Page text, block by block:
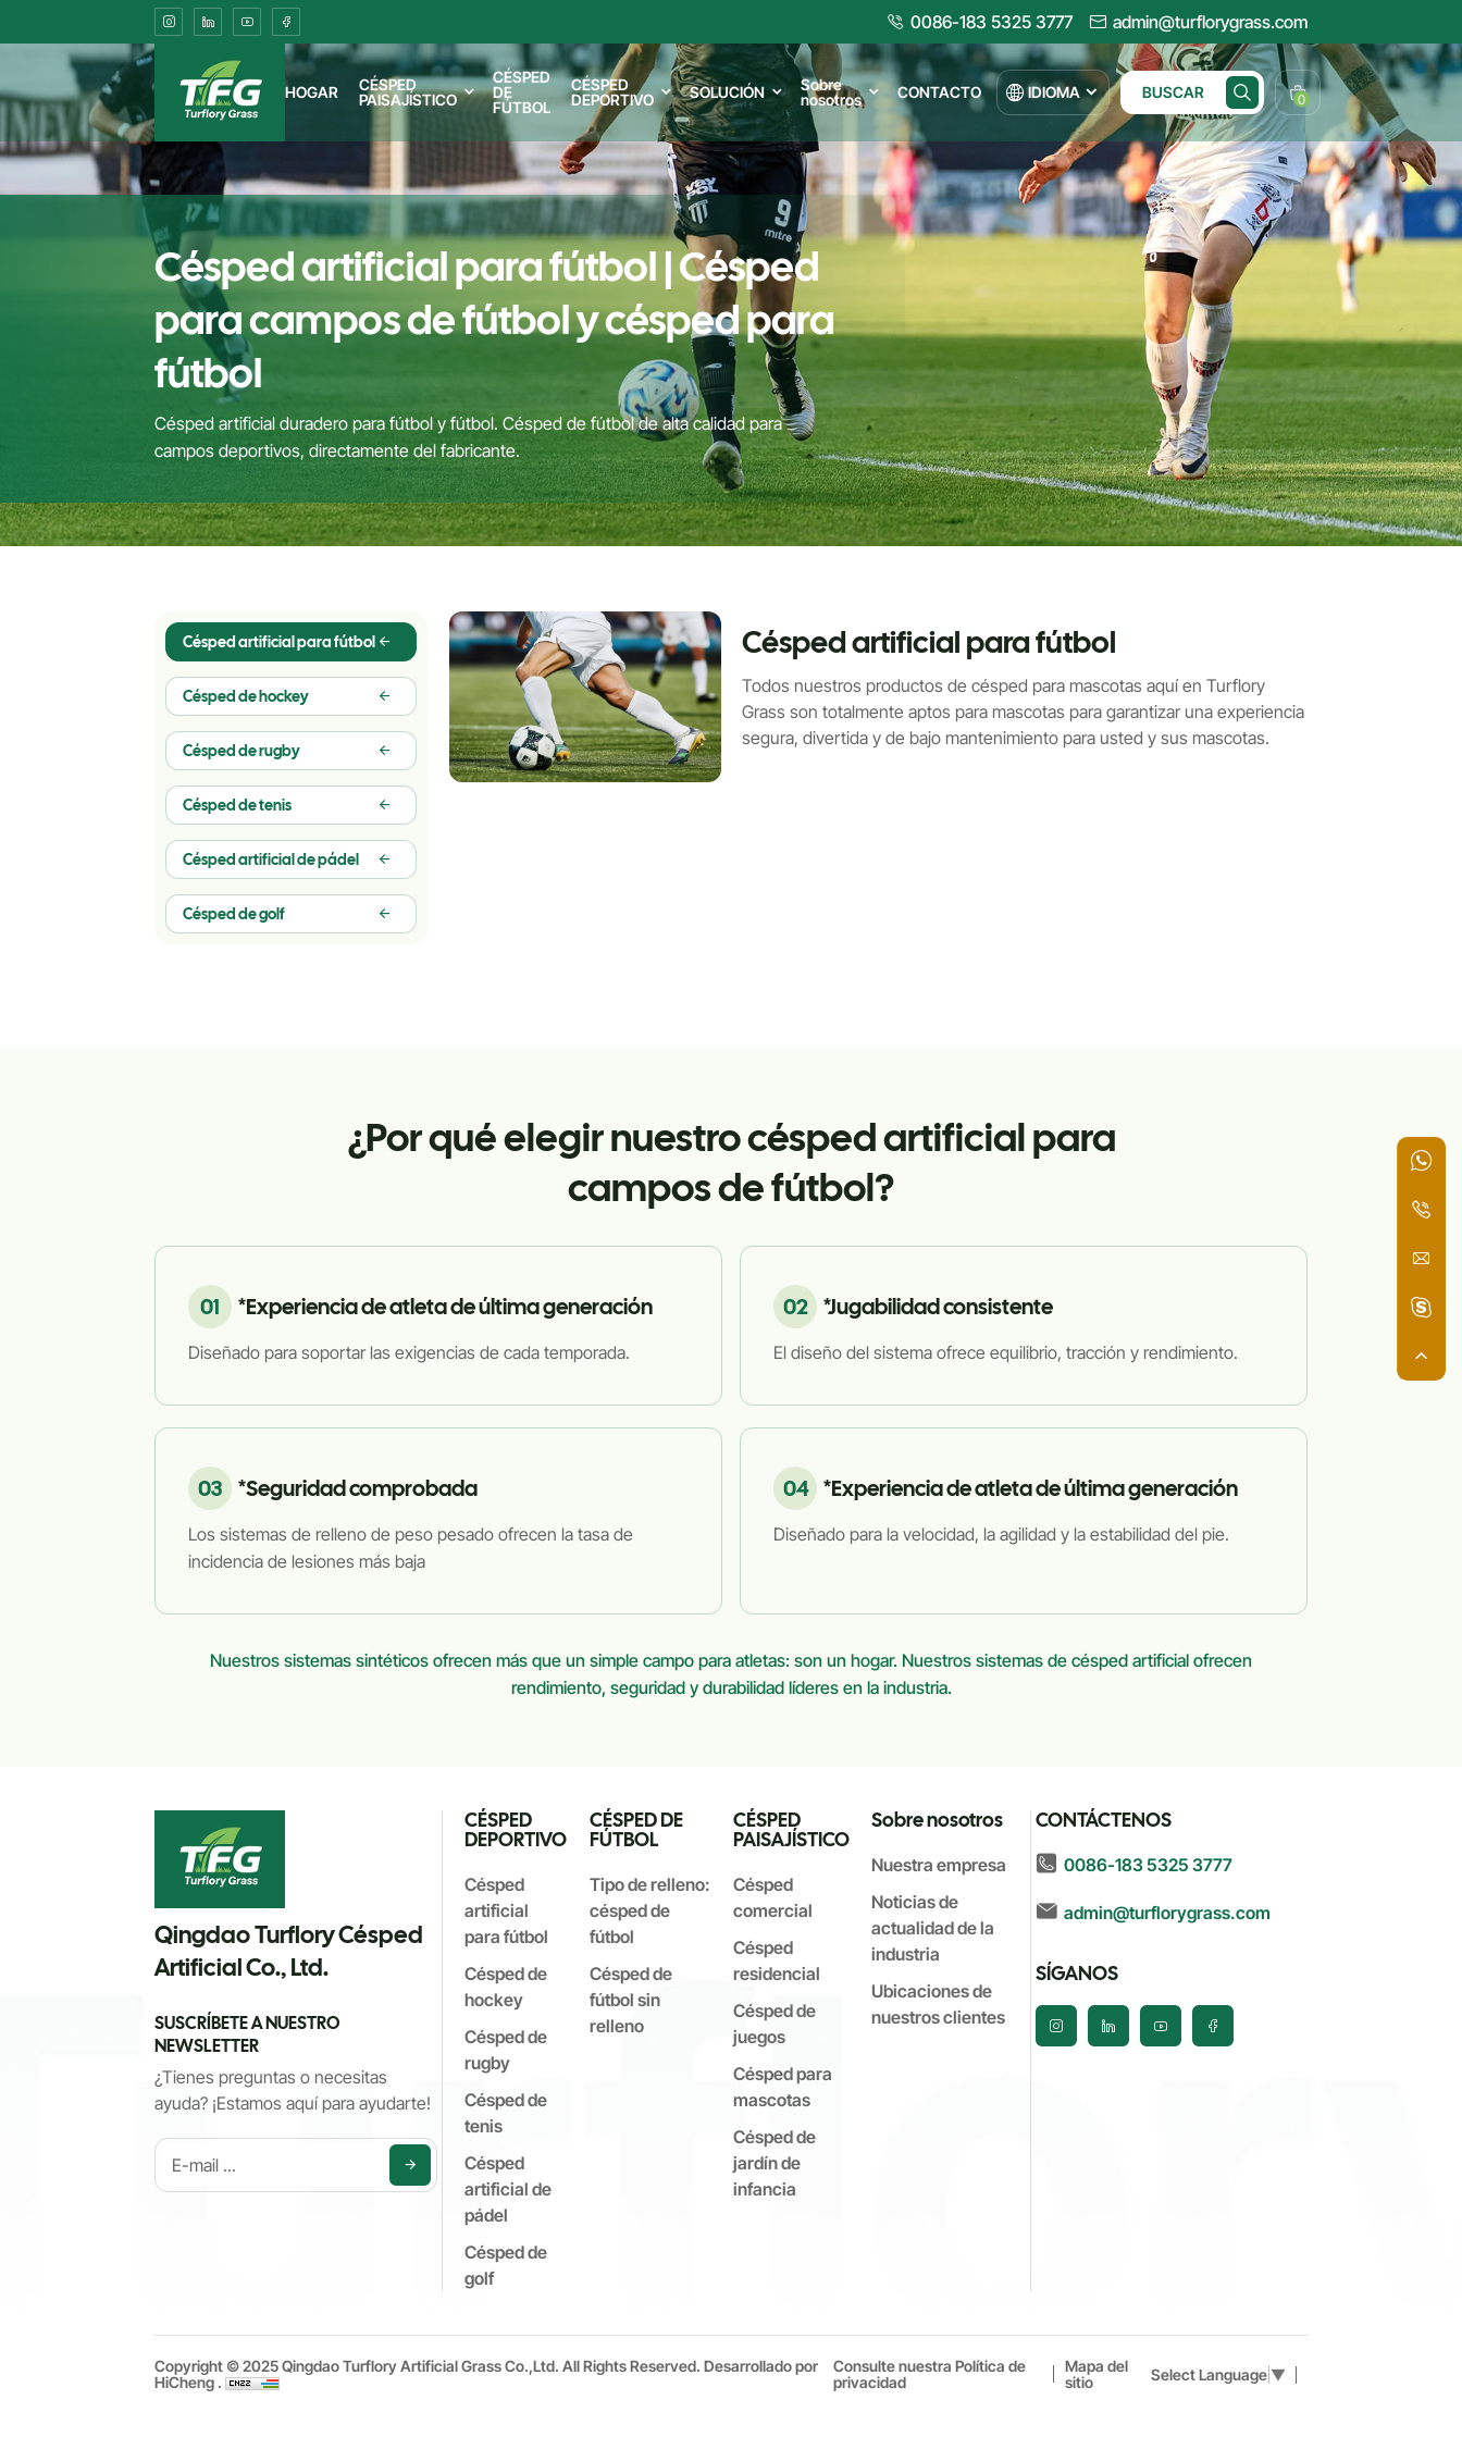
Artificial
Turf
for
Soccer
0086-183 5325 3777 admin@turflorygrass.com
HOGAR
CÉSPED
PAISAJÍSTICO
CÉSPED
DE
FÚTBOL
CÉSPED
DEPORTIVO
SOLUCIÓN
Sobre
nosotros
CONTACTO IDIOMA BUSCAR 0
Césped artificial para fútbol | Césped
para campos de fútbol y césped para
fútbol
Césped artificial duradero para fútbol y fútbol. Césped de fútbol de alta calidad para
campos deportivos, directamente del fabricante.
Césped artificial para fútbol
Césped de hockey
Césped de rugby
Césped de tenis
Césped artificial de pádel
Césped de golf
Césped artificial para fútbol
Todos nuestros productos de césped para mascotas aquí en Turflory
Grass son totalmente aptos para mascotas para garantizar una experiencia
segura, divertida y de bajo mantenimiento para usted y sus mascotas.
¿Por qué elegir nuestro césped artificial para
campos de fútbol?
01 *Experiencia de atleta de última generación
Diseñado para soportar las exigencias de cada temporada.
02 *Jugabilidad consistente
El diseño del sistema ofrece equilibrio, tracción y rendimiento.
03 *Seguridad comprobada
Los sistemas de relleno de peso pesado ofrecen la tasa de
incidencia de lesiones más baja
04 *Experiencia de atleta de última generación
Diseñado para la velocidad, la agilidad y la estabilidad del pie.
Nuestros sistemas sintéticos ofrecen más que un simple campo para atletas: son un hogar. Nuestros sistemas de césped artificial ofrecen
rendimiento, seguridad y durabilidad líderes en la industria.
Qingdao Turflory Césped
Artificial Co., Ltd.
SUSCRÍBETE A NUESTRO
NEWSLETTER
¿Tienes preguntas o necesitas
ayuda? ¡Estamos aquí para ayudarte!
CÉSPED
DEPORTIVO
Césped
artificial
para fútbol
Césped de
hockey
Césped de
rugby
Césped de
tenis
Césped
artificial de
pádel
Césped de
golf
CÉSPED DE
FÚTBOL
Tipo de relleno:
césped de
fútbol
Césped de
fútbol sin
relleno
CÉSPED
PAISAJÍSTICO
Césped
comercial
Césped
residencial
Césped de
juegos
Césped para
mascotas
Césped de
jardín de
infancia
Sobre nosotros
Nuestra empresa
Noticias de
actualidad de la
industria
Ubicaciones de
nuestros clientes
CONTÁCTENOS
0086-183 5325 3777
admin@turflorygrass.com
SÍGANOS
Copyright © 2025 Qingdao Turflory Artificial Grass Co.,Ltd. All Rights Reserved. Desarrollado por
HiCheng .
Consulte nuestra Política de
privacidad
Mapa del
sitio
Select Language ▼